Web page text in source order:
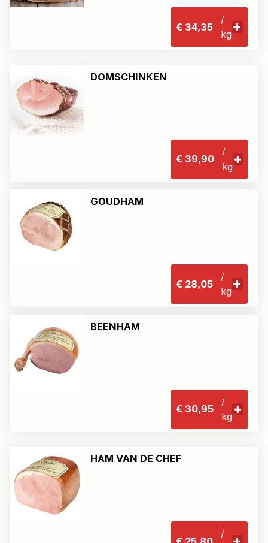
€ 34,35
/
kg
DOMSCHINKEN
€ 39,90
/
kg
GOUDHAM
€ 28,05
/
kg
BEENHAM
€ 30,95
/
kg
HAM VAN DE CHEF
/